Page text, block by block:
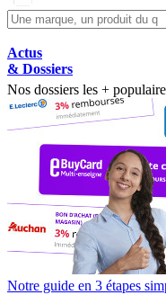
Actus
& Dossiers
Nos dossiers les +
Notre guide en 3 étapes